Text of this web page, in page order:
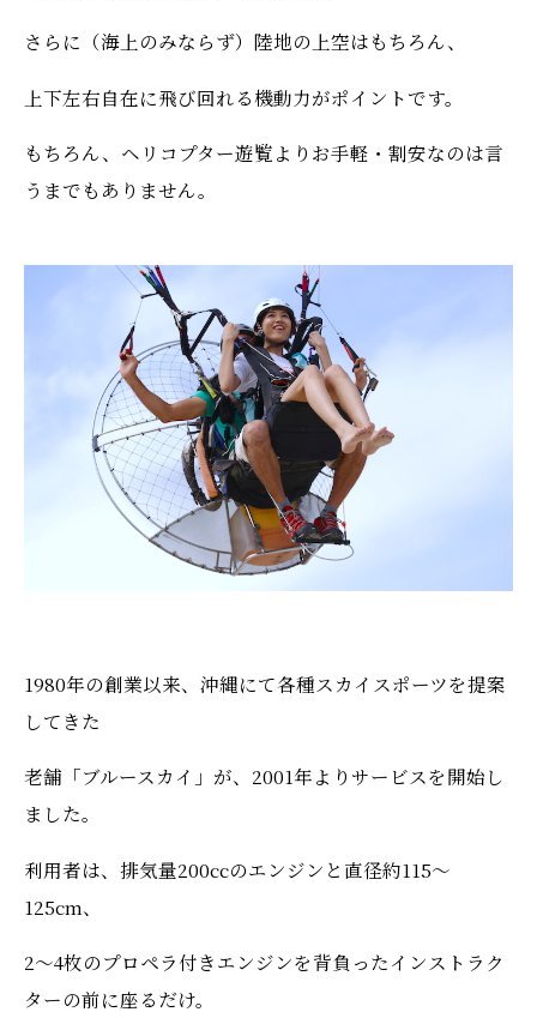
さらに（海上のみならず）陸地の上空はもちろん、
上下左右自在に飛び回れる機動力がポイントです。
もちろん、ヘリコプター遊覧よりお手軽・割安なのは言
うまでもありません。
1980年の創業以来、沖縄にて各種スカイスポーツを提案
してきた
老舗「ブルースカイ」が、2001年よりサービスを開始し
ました。
利用者は、排気量200ccのエンジンと直径約115〜
125cm、
2〜4枚のプロペラ付きエンジンを背負ったインストラク
ターの前に座るだけ。